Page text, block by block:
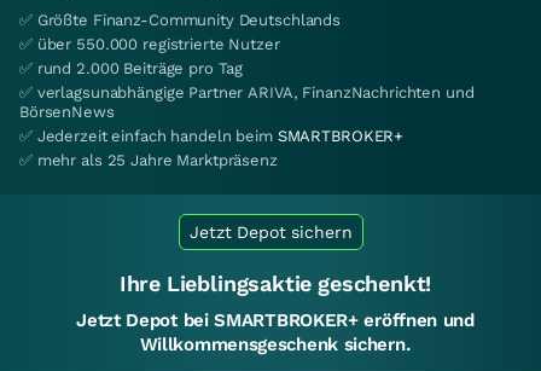
✅ Größte Finanz-Community Deutschlands
✅ über 550.000 registrierte Nutzer
✅ rund 2.000 Beiträge pro Tag
✅ verlagsunabhängige Partner ARIVA, FinanzNachrichten und
BörsenNews
✅ Jederzeit einfach handeln beim SMARTBROKER+
✅ mehr als 25 Jahre Marktpräsenz
Jetzt Depot sichern
Ihre Lieblingsaktie geschenkt!
Jetzt Depot bei SMARTBROKER+ eröffnen und
Willkommensgeschenk sichern.